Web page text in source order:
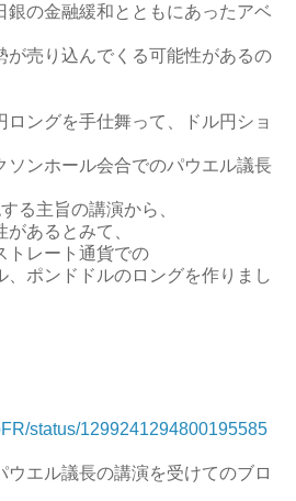
銀の金融緩和とともにあったアベ
が売り込んでくる可能性があるの
ロングを手仕舞って、ドル円ショ
ソンホール会合でのパウエル議長
る主旨の講演から、
があるとみて、
トレート通貨での
、ポンドドルのロングを作りまし
status/1299241294800195585
ウエル議長の講演を受けてのブロ